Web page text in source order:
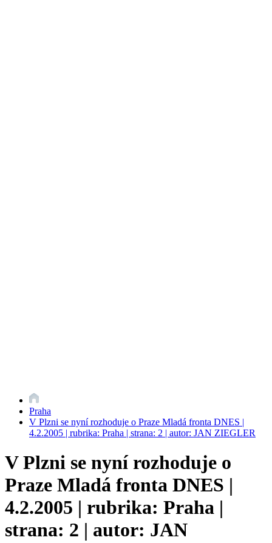
Praha
V Plzni se nyní rozhoduje o Praze Mladá fronta DNES |
4.2.2005 | rubrika: Praha | strana: 2 | autor: JAN ZIEGLER
V Plzni se nyní rozhoduje o
Praze Mladá fronta DNES |
4.2.2005 | rubrika: Praha |
strana: 2 | autor: JAN